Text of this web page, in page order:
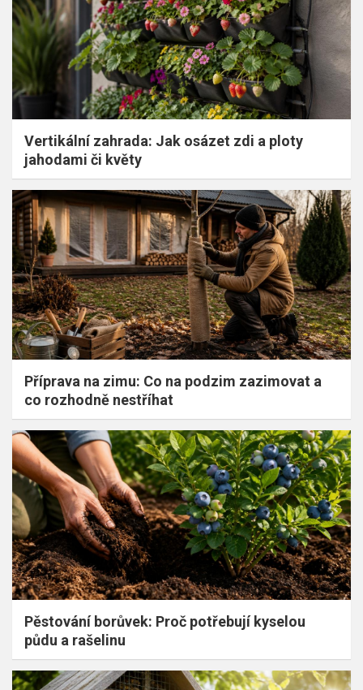
Vertikální zahrada: Jak osázet zdi a ploty
jahodami či květy
Příprava na zimu: Co na podzim zazimovat a
co rozhodně nestříhat
Pěstování borůvek: Proč potřebují kyselou
půdu a rašelinu